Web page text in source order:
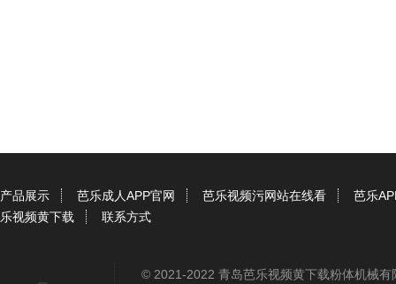
产品展示 芭乐成人APP官网 芭乐视频污网站在线看
芭乐
乐视频黄下载
联系方式
© 2021-2022 青岛芭乐视频黄下载粉体机械